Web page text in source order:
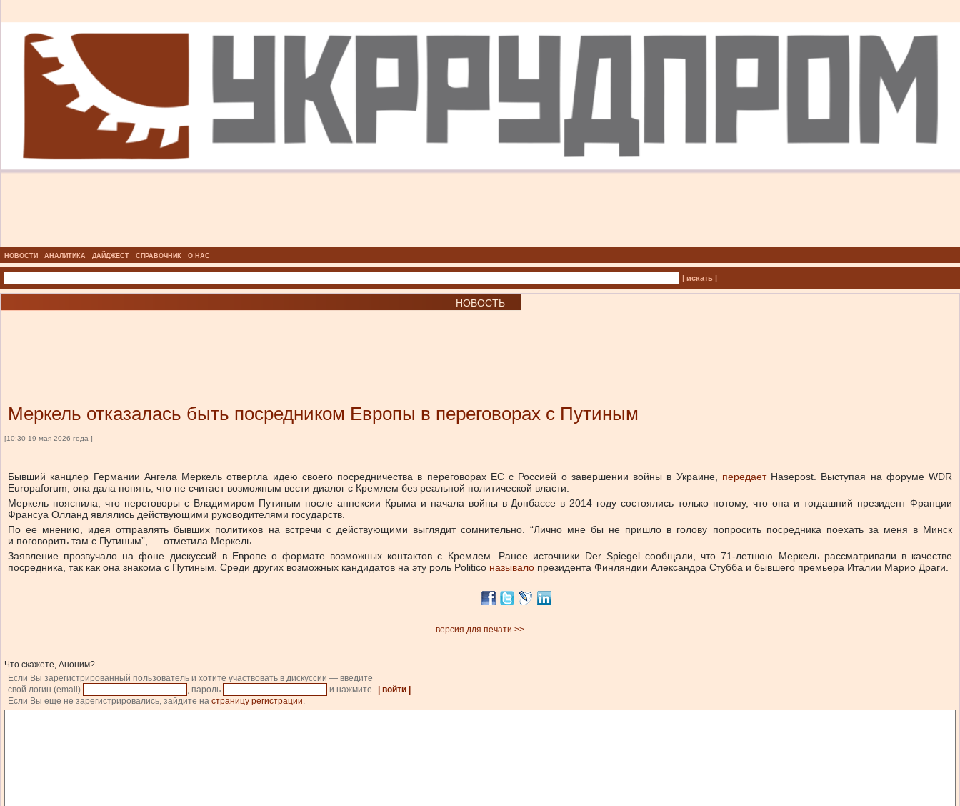
НОВОСТИ АНАЛИТИКА ДАЙДЖЕСТ СПРАВОЧНИК О НАС
| искать |
НОВОСТЬ
Меркель отказалась быть посредником Европы в переговорах с Путиным
[10:30 19 мая 2026 года ]
Бывший канцлер Германии Ангела Меркель отвергла идею своего посредничества в переговорах ЕС с Россией о завершении войны в Украине, передаетHasepost. Выступая на форуме WDR
Europaforum, она дала понять, что не считает возможным вести диалог с Кремлем без реальной политической власти.
Меркель пояснила, что переговоры с Владимиром Путиным после аннексии Крыма и начала войны в Донбассе в 2014 году состоялись только потому, что она и тогдашний президент Франции
Франсуа Олланд являлись действующими руководителями государств.
По ее мнению, идея отправлять бывших политиков на встречи с действующими выглядит сомнительно. “Лично мне бы не пришло в голову попросить посредника поехать за меня в Минск
и поговорить там с Путиным”, — отметила Меркель.
Заявление прозвучало на фоне дискуссий в Европе о формате возможных контактов с Кремлем. Ранее источники Der Spiegel сообщали, что 71-летнюю Меркель рассматривали в качестве
посредника, так как она знакома с Путиным. Среди других возможных кандидатов на эту роль Politico называло президента Финляндии Александра Стубба и бывшего премьера Италии Марио Драги.
версия для печати >>
Что скажете, Аноним?
Если Вы зарегистрированный пользователь и хотите участвовать в дискуссии — введите
свой логин (email)
, пароль и нажмите | войти |
.
Если Вы еще не зарегистрировались, зайдите на страницу регистрации.